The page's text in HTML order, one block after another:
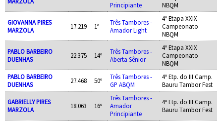
Principiante
NBQM
GIOVANNA PIRES
MARZOLA
17.219 1º
Três Tambores -
Amador Light
4º Etapa XXIX
Campeonato
NBQM
PABLO BARBEIRO
DUENHAS
22.375 14º
Três Tambores -
Aberta Sênior
4º Etapa XXIX
Campeonato
NBQM
PABLO BARBEIRO
DUENHAS
27.468 50º
Três Tambores -
GP ABQM
4º Etp. do III Camp.
Bauru Tambor Fest
GABRIELLY PIRES
MARZOLA
18.063 16º
Três Tambores -
Amador
Principiante
4º Etp. do III Camp.
Bauru Tambor Fest